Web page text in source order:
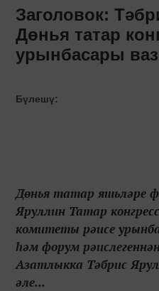
Заголовок:
Дөнья татар
урынбасары
Бүлешү:
Дөнья татар яшьләре
Яруллин Татар
комитеты рәисе
һәм форум
Азатлыкка Тәбрис
әле...